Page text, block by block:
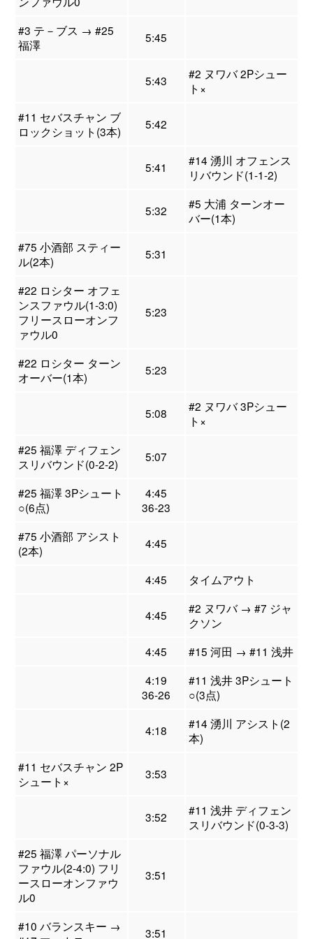
#3 テ－ブス → #25
福澤
5:45
5:43
#2 ヌワバ 2Pシュー
ト×
#11 セバスチャン ブ
ロックショット(3本)
5:42
5:41
#14 湧川 オフェンス
リバウンド(1-1-2)
5:32
#5 大浦 ターンオー
バー(1本)
#75 小酒部 スティー
ル(2本)
5:31
#22 ロシター オフェ
ンスファウル(1-3:0)
フリースローオンフ
ァウル0
5:23
#22 ロシター ターン
オーバー(1本)
5:23
5:08
#2 ヌワバ 3Pシュー
ト×
#25 福澤 ディフェン
スリバウンド(0-2-2)
5:07
#25 福澤 3Pシュート
○(6点)
4:45
36-23
#75 小酒部 アシスト
(2本)
4:45
4:45 タイムアウト
4:45
#2 ヌワバ → #7 ジャ
クソン
4:45
#15 河田 → #11 浅井
4:19
36-26
#11 浅井 3Pシュート
○(3点)
4:18
#14 湧川 アシスト(2
本)
#11 セバスチャン 2P
シュート×
3:53
3:52
#11 浅井 ディフェン
スリバウンド(0-3-3)
#25 福澤 パーソナル
ファウル(2-4:0) フリ
ースローオンファウ
ル0
3:51
#10 バランスキー →
3:51